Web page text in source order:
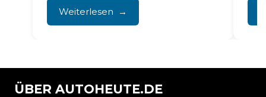
führt. Das...
Weiterlesen
ÜBER AUTOHEUTE.DE